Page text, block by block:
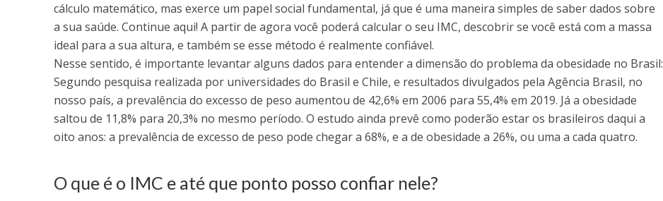
cálculo matemático, mas exerce um papel social fundamental, já que é uma maneira simples de saber dados sobre
a sua saúde. Continue aqui! A partir de agora você poderá calcular o seu IMC, descobrir se você está com a massa
ideal para a sua altura, e também se esse método é realmente confiável.
Nesse sentido, é importante levantar alguns dados para entender a dimensão do problema da obesidade no Brasil:
Segundo pesquisa realizada por universidades do Brasil e Chile, e resultados divulgados pela Agência Brasil, no
nosso país, a prevalência do excesso de peso aumentou de 42,6% em 2006 para 55,4% em 2019. Já a obesidade
saltou de 11,8% para 20,3% no mesmo período. O estudo ainda prevê como poderão estar os brasileiros daqui a
oito anos: a prevalência de excesso de peso pode chegar a 68%, e a de obesidade a 26%, ou uma a cada quatro.
O que é o IMC e até que ponto posso confiar nele?